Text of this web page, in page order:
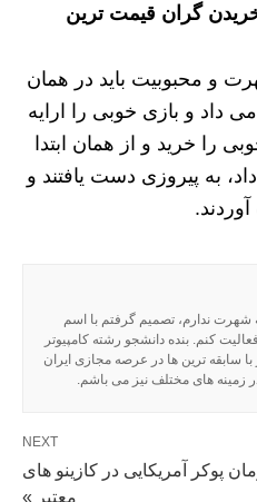
گران قیمت ترین
و محبوبیت باید در همان
داد و بازی خوبی را ارایه
را خرید و از همان ابتدا
به پیروزی دست یافتند و
به شهرت ندارم، تصمیم گرفتم با اسم
کنم. بنده دانشجو رشته کامپیوتر
سابقه ترین ها در عرصه مجازی ایران
NEXT
پوکر آمریکایی در کازینو های
معتبر »